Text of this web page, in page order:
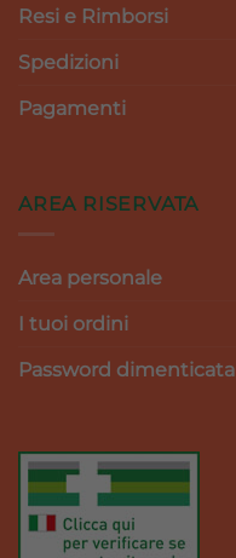
Resi e Rimborsi
Spedizioni
Pagamenti
AREA RISERVATA
Area personale
I tuoi ordini
Password dimenticata